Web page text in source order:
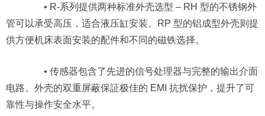
• R-系列提供两种标准外壳选型 – RH 型的不锈钢外
管可以承受高压，适合液压缸安装。RP 型的铝成型外壳则提
供方便机床表面安装的配件和不同的磁铁选择。
• 传感器包含了先进的信号处理器与完整的输出介面
电路。外壳的双重屏蔽保証极佳的 EMI 抗扰保护，提升了可
靠性与操作安全水平。